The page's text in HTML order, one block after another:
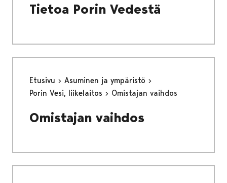
Tietoa Porin Vedestä
Etusivu
Asuminen ja ympäristö
Porin Vesi, liikelaitos
Omistajan vaihdos
Omistajan vaihdos